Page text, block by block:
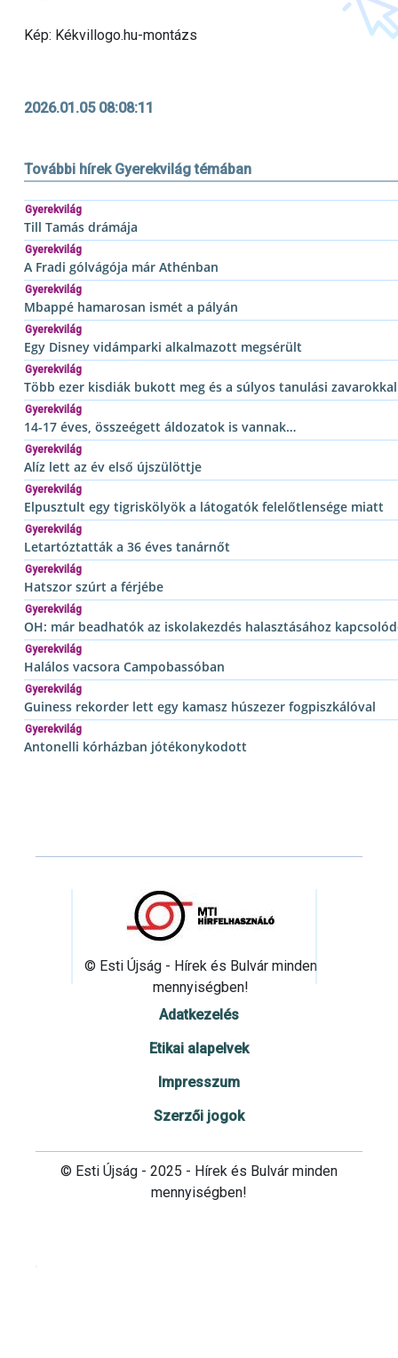
Kép: Kékvillogo.hu-montázs
2026.01.05 08:08:11
További hírek Gyerekvilág témában
Gyerekvilág
Till Tamás drámája
Gyerekvilág
A Fradi gólvágója már Athénban
Gyerekvilág
Mbappé hamarosan ismét a pályán
Gyerekvilág
Egy Disney vidámparki alkalmazott megsérült
Gyerekvilág
Több ezer kisdiák bukott meg és a súlyos tanulási
Gyerekvilág
14-17 éves, összeégett áldozatok is vannak…
Gyerekvilág
Alíz lett az év első újszülöttje
Gyerekvilág
Elpusztult egy tigriskölyök a látogatók felelőtlensége miatt
Gyerekvilág
Letartóztatták a 36 éves tanárnőt
Gyerekvilág
Hatszor szúrt a férjébe
Gyerekvilág
OH: már beadhatók az iskolakezdés halasztásához
Gyerekvilág
Halálos vacsora Campobassóban
Gyerekvilág
Guiness rekorder lett egy kamasz húszezer fogpiszkálóval
Gyerekvilág
Antonelli kórházban jótékonykodott
© Esti Újság - Hírek és Bulvár minden
mennyiségben!
Adatkezelés
Etikai alapelvek
Impresszum
Szerzői jogok
© Esti Újság - 2025 - Hírek és Bulvár minden
mennyiségben!